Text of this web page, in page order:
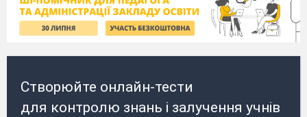
Створюйте онлайн-тести
для контролю знань і залучення учнів